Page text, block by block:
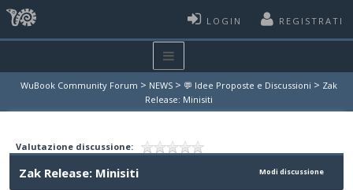
LOGIN REGISTRATI
WuBook Community Forum > NEWS > 💬 Idee Proposte e Discussioni > Zak
Release: Minisiti
Valutazione discussione:
Modi discussione
Zak Release: Minisiti